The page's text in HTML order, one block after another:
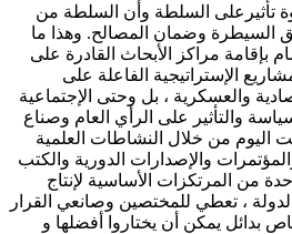
تأثيرعلى السلطة وأن السلطة من
السيطرة وضمان المصالح. وهذا ما
بإقامة مراكز الأبحاث القادرة على
الإستراتيجية الفاعلة علی
والعسكرية ، بل وحتی الإجتماعية
والتأثير علی الرأي العام وصناع
اليوم من خلال النشاطات العلمية
والإصدارات الدورية والكتب
من المرتكزات الأساسية لإنتاج
، تعطي للمختصين وصانعي القرار
بدائل يمكن أن يختاروا أفضلها و